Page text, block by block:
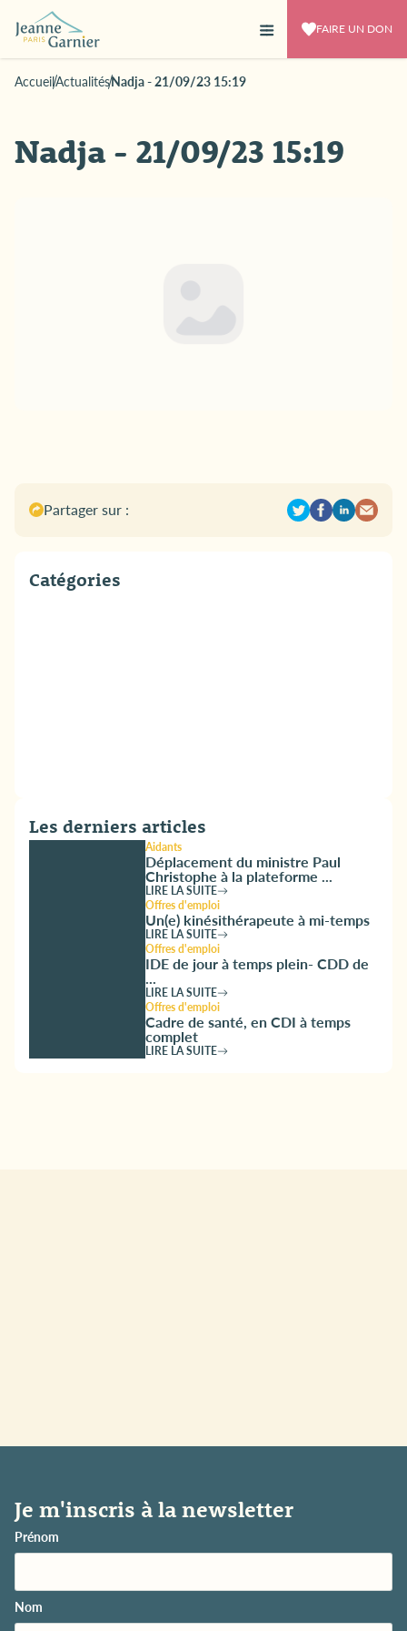
FAIRE UN DON
AccueilActualitésNadja - 21/09/23 15:19
Nadja - 21/09/23 15:19
Partager sur :
Catégories
Les derniers articles
Aidants
Déplacement du ministre Paul
Christophe à la plateforme ...
LIRE LA SUITE
Offres d'emploi
Un(e) kinésithérapeute à mi-temps
LIRE LA SUITE
Offres d'emploi
IDE de jour à temps plein- CDD de
...
LIRE LA SUITE
Offres d'emploi
Cadre de santé, en CDI à temps
complet
LIRE LA SUITE
Je m'inscris à la newsletter
Prénom
Nom